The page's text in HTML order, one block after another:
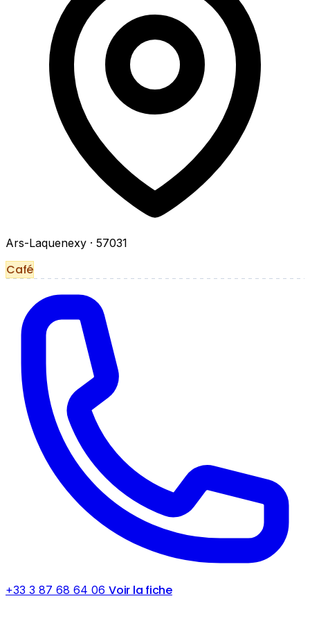
Ars-Laquenexy · 57031
Café
+33 3 87 68 64 06 Voir la fiche